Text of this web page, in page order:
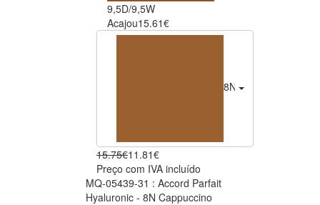
9,5D/9,5W
Acajou15.61€
8N Cappuccino
15.75€11.81€
Preço com IVA incluído
MQ-05439-31 : Accord Parfait
Hyaluronic - 8N Cappuccino